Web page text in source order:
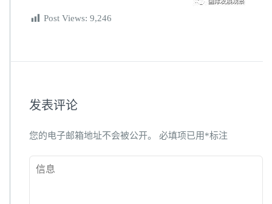
Post Views: 9,246
发表评论
您的电子邮箱地址不会被公开。 必填项已用*标注